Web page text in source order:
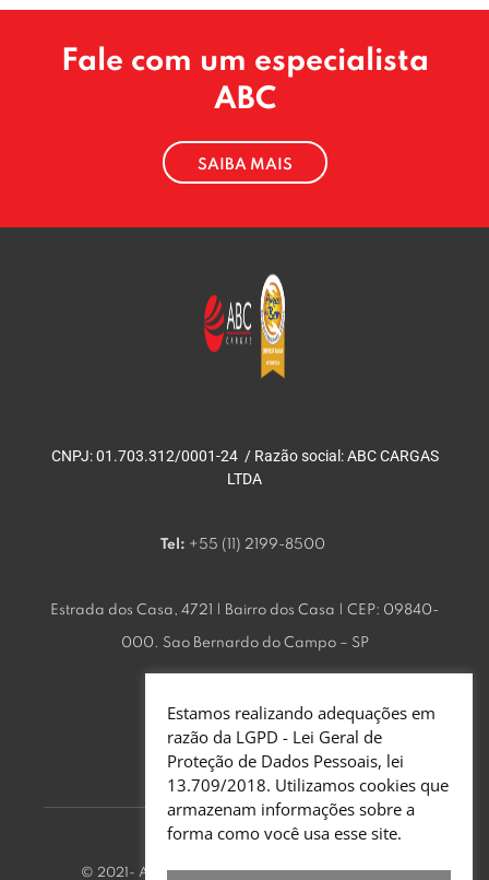
Fale com um especialista
ABC
SAIBA MAIS
CNPJ: 01.703.312/0001-24 / Razão social: ABC CARGAS
LTDA
Tel: +55 (11) 2199-8500
Estrada dos Casa, 4721 | Bairro dos Casa | CEP: 09840-
000. Sao Bernardo do Campo – SP
© 2021- ABC Cargas - Todos os direitos reservados
Estamos realizando adequações em
razão da LGPD - Lei Geral de
Proteção de Dados Pessoais, lei
13.709/2018. Utilizamos cookies que
armazenam informações sobre a
forma como você usa esse site.